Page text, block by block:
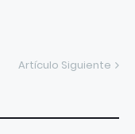
Artículo Siguiente